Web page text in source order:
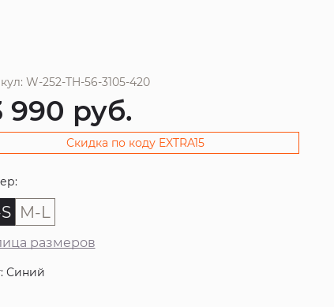
W-252-TH-56-3105-420
990 руб.
Скидка по коду EXTRA15
M-L
размеров
Синий